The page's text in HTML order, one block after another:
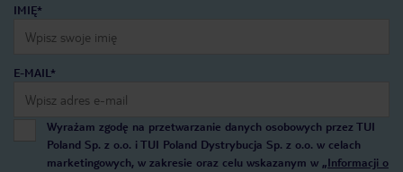
IMIĘ*
E-MAIL*
Wyrażam zgodę na przetwarzanie danych osobowych przez TUI
Poland Sp. z o.o. i TUI Poland Dystrybucja Sp. z o.o. w celach
marketingowych, w zakresie oraz celu wskazanym w „Informacji o